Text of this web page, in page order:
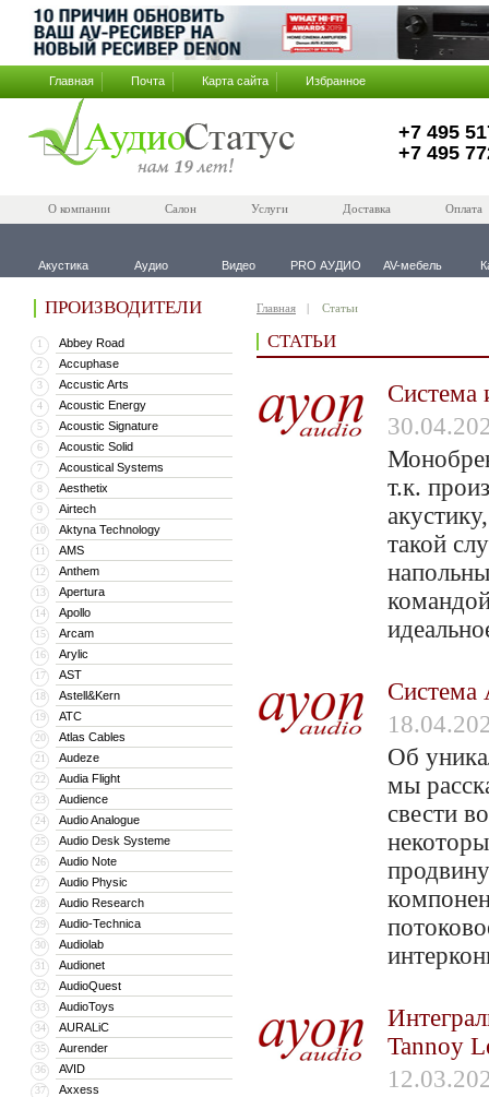
Главная Почта Карта сайта Избранное
+7 495
+7 495
О компании Салон Услуги Доставка Оплата
Акустика Аудио Видео PRO АУДИО AV-мебель
ПРОИЗВОДИТЕЛИ
1 Abbey Road
2 Accuphase
3 Accustic Arts
4 Acoustic Energy
5 Acoustic Signature
6 Acoustic Solid
7 Acoustical Systems
8 Aesthetix
9 Airtech
10 Aktyna Technology
11 AMS
12 Anthem
13 Apertura
14 Apollo
15 Arcam
16 Arylic
17 AST
18 Astell&Kern
19 ATC
20 Atlas Cables
21 Audeze
22 Audia Flight
23 Audience
24 Audio Analogue
25 Audio Desk Systeme
26 Audio Note
27 Audio Physic
28 Audio Research
29 Audio-Technica
30 Audiolab
31 Audionet
32 AudioQuest
33 AudioToys
34 AURALiC
35 Aurender
36 AVID
37 Axxess
Главная Статьи
СТАТЬИ
Система
т.к.
такой
Система
Об
мы
свести
Tannoy